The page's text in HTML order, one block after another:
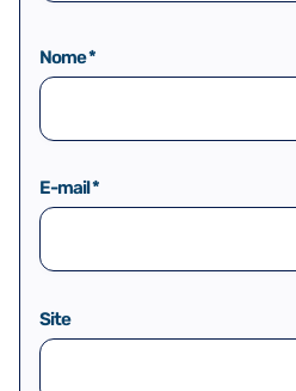
Nome*
E-mail*
Site